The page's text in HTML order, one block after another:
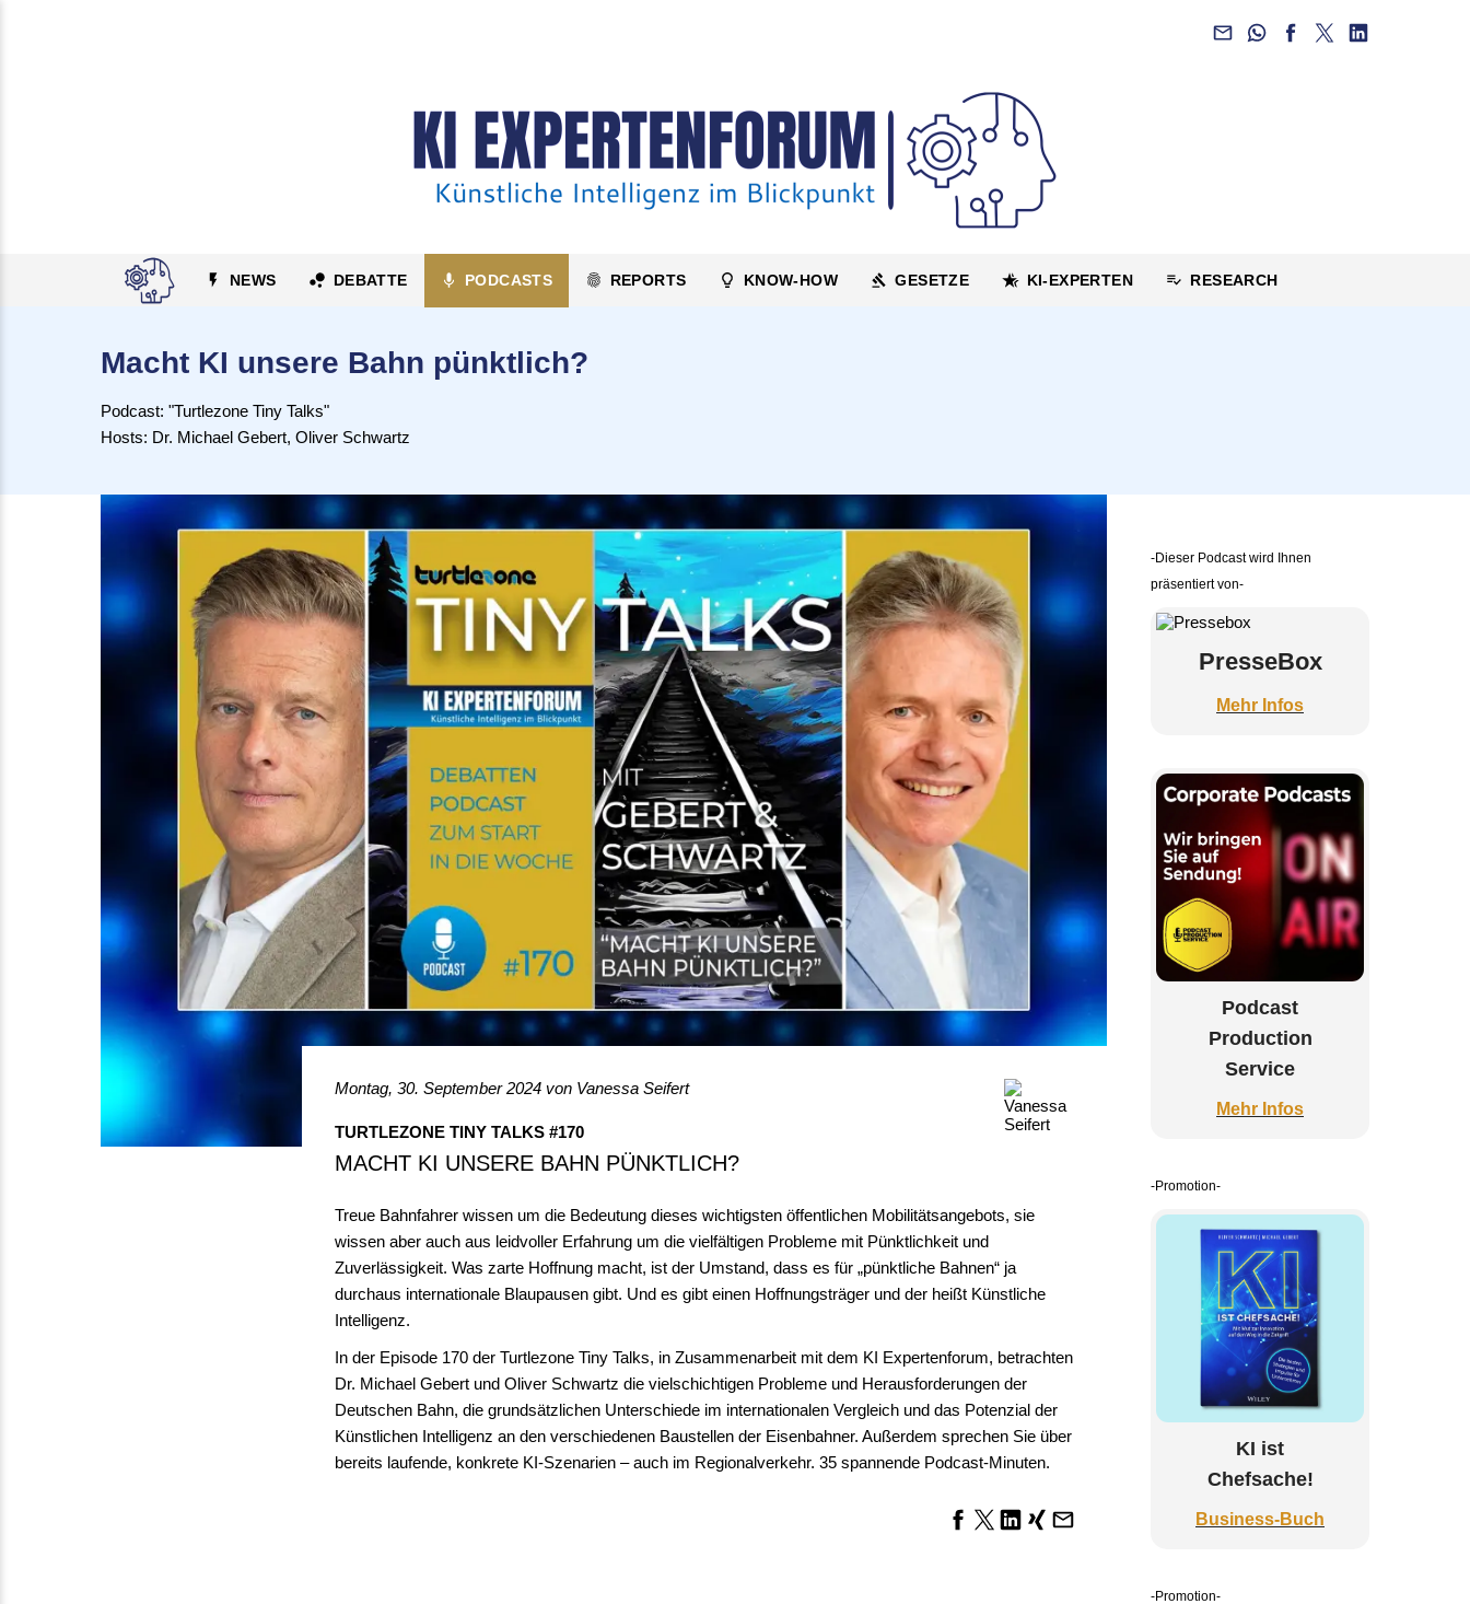
NEWS DEBATTE PODCASTS REPORTS KNOW-HOW GESETZE KI-EXPERTEN RESEARCH
Macht KI unsere Bahn pünktlich?
Podcast: "Turtlezone Tiny Talks"
Hosts: Dr. Michael Gebert, Oliver Schwartz
Montag, 30. September 2024 von Vanessa Seifert
TURTLEZONE TINY TALKS #170
MACHT KI UNSERE BAHN PÜNKTLICH?
Treue Bahnfahrer wissen um die Bedeutung dieses wichtigsten öffentlichen Mobilitätsangebots, sie
wissen aber auch aus leidvoller Erfahrung um die vielfältigen Probleme mit Pünktlichkeit und
Zuverlässigkeit. Was zarte Hoffnung macht, ist der Umstand, dass es für „pünktliche Bahnen“ ja
durchaus internationale Blaupausen gibt. Und es gibt einen Hoffnungsträger und der heißt Künstliche
Intelligenz.
In der Episode 170 der Turtlezone Tiny Talks, in Zusammenarbeit mit dem KI Expertenforum, betrachten
Dr. Michael Gebert und Oliver Schwartz die vielschichtigen Probleme und Herausforderungen der
Deutschen Bahn, die grundsätzlichen Unterschiede im internationalen Vergleich und das Potenzial der
Künstlichen Intelligenz an den verschiedenen Baustellen der Eisenbahner. Außerdem sprechen Sie über
bereits laufende, konkrete KI-Szenarien – auch im Regionalverkehr. 35 spannende Podcast-Minuten.
-Dieser Podcast wird Ihnen
präsentiert von-
PresseBox
Mehr Infos
Podcast
Production
Service
Mehr Infos
-Promotion-
KI ist
Chefsache!
Business-Buch
-Promotion-